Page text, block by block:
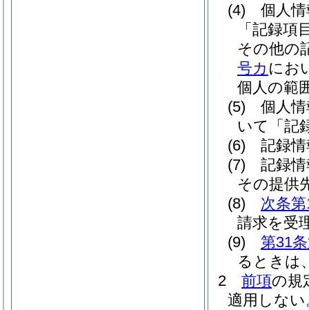
(4)
個人
「記録項
その他の
号カ にお
個人の範
(5)
個人
いて「記
(6)
記録
(7)
記録
その提供
(8)
次条
請求を受
(9)
第31
るときは
2
前項の規
適用しない